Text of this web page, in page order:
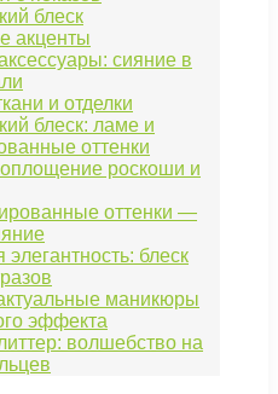
блеск
акценты
сияние в
и отделки
блеск: ламе и
оттенки
роскоши и
оттенки —
элегантность: блеск
маникюры
эффекта
волшебство на